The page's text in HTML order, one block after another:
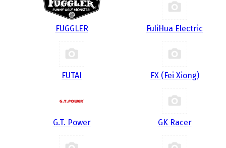
FUGGLER FuliHua Electric
FUTAI FX (Fei Xiong)
G.T. Power GK Racer